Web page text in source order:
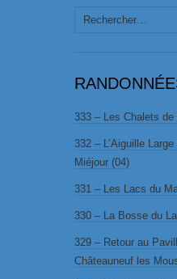
Rechercher :
333 – Les Chalets de
332 – L’Aiguille
Miéjour (04)
331 – Les Lacs du
330 – La Bosse du
329 – Retour au
Châteauneuf les